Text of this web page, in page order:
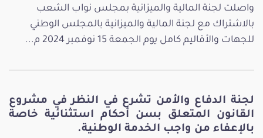
واصلت لجنة المالية والميزانية بمجلس نواب الشعب
بالاشتراك مع لجنة المالية والميزانية بالمجلس الوطني
للجهات والأقاليم كامل يوم الجمعة 15 نوفمبر 2024 م...
لجنة الدفاع والأمن تشرع في النظر في مشروع
القانون المتعلق بسن أحكام استثنائية خاصة
بالإعفاء من واجب الخدمة الوطنية.